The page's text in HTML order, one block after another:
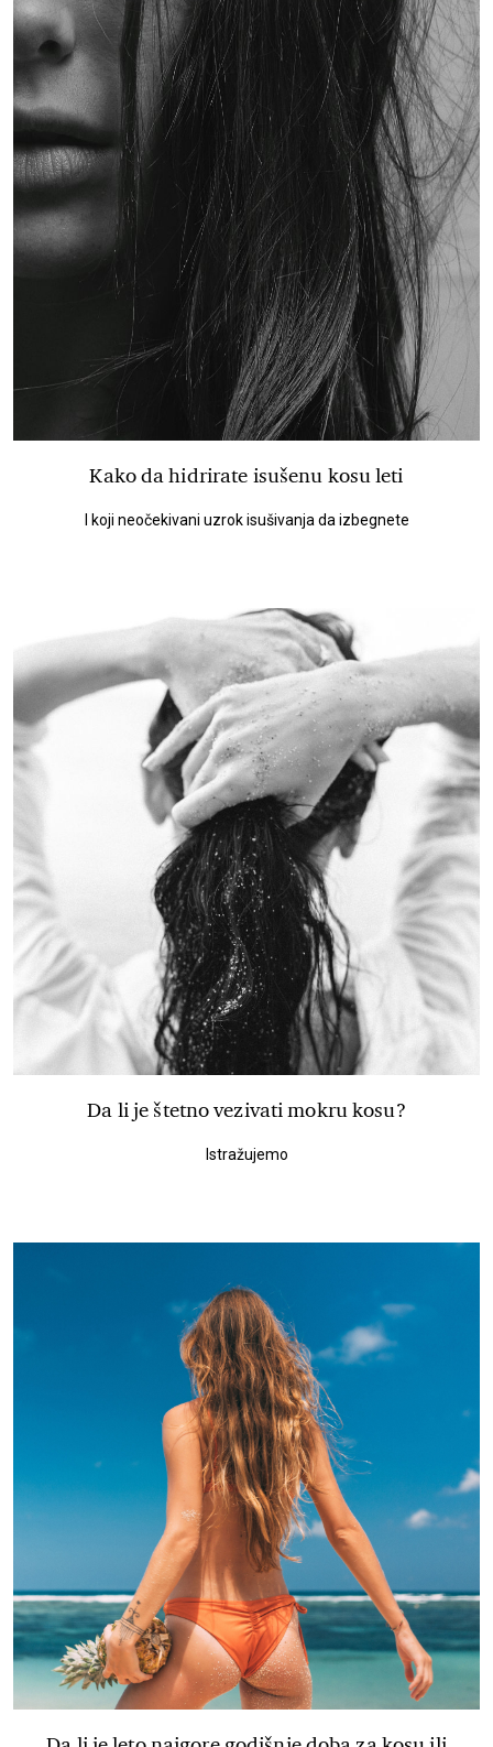
Kako da hidrirate isušenu kosu leti
I koji neočekivani uzrok isušivanja da izbegnete
Da li je štetno vezivati mokru kosu?
Istražujemo